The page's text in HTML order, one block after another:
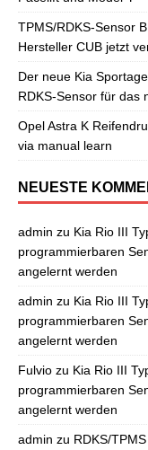
TPMS/RDKS-Sensor
Hersteller CUB jetzt
Der neue Kia
RDKS-Sensor für das
Opel Astra K
via manual learn
NEUESTE
admin zu Kia Rio III
programmierbaren
angelernt werden
admin zu Kia Rio III
programmierbaren
angelernt werden
Fulvio zu Kia Rio III
programmierbaren
angelernt werden
admin zu RDKS/